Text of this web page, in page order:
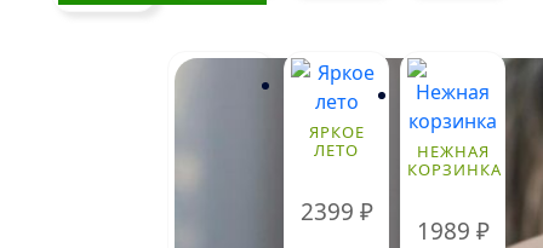
ЯРКОЕ
ЛЕТО
2399 ₽
НЕЖНАЯ
КОРЗИНКА
1989 ₽